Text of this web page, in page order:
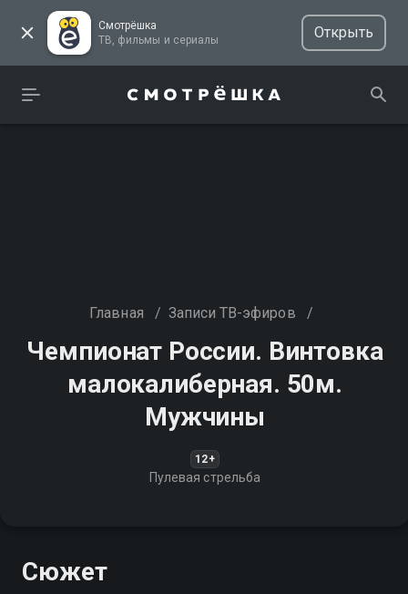
Смотрёшка
ТВ, фильмы и сериалы
Открыть
Главная / Записи ТВ-эфиров /
Чемпионат России. Винтовка
малокалиберная. 50м.
Мужчины
12+
Пулевая стрельба
Сюжет